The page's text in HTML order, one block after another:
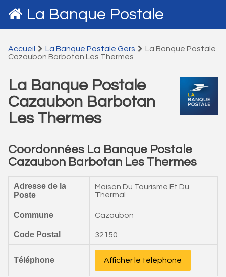
La Banque Postale
Accueil La Banque Postale Gers
La Banque Postale
Cazaubon Barbotan Les Thermes
La Banque Postale
Cazaubon Barbotan
Les Thermes
Coordonnées La Banque Postale
Cazaubon Barbotan Les Thermes
Adresse de la
Poste
Maison Du Tourisme Et Du
Thermal
Commune Cazaubon
Code Postal 32150
Téléphone Afficher le téléphone